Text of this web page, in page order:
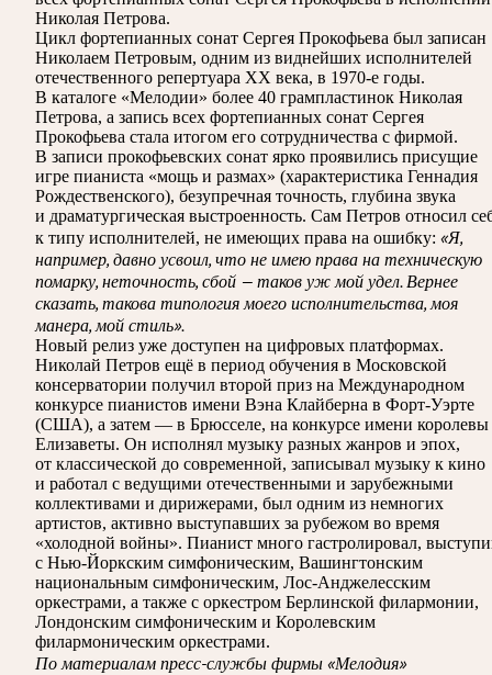
Николая Петрова.
Цикл фортепианных сонат Сергея Прокофьева был записан
Николаем Петровым, одним из виднейших исполнителей
отечественного репертуара ХХ века, в 1970-е годы.
В каталоге «Мелодии» более 40 грампластинок Николая
Петрова, а запись всех фортепианных сонат Сергея
Прокофьева стала итогом его сотрудничества с фирмой.
В записи прокофьевских сонат ярко проявились присущие
игре пианиста «мощь и размах» (характеристика Геннадия
Рождественского), безупречная точность, глубина звука
и драматургическая выстроенность. Сам Петров относил
к типу исполнителей, не имеющих права на ошибку: «Я,
например, давно усвоил, что не имею права на техническую
помарку, неточность, сбой — таков уж мой удел. Вернее
сказать, такова типология моего исполнительства, моя
манера, мой стиль».
Новый релиз уже доступен на цифровых платформах.
Николай Петров ещё в период обучения в Московской
консерватории получил второй приз на Международном
конкурсе пианистов имени Вэна Клайберна в Форт-Уэрте
(США), а затем — в Брюсселе, на конкурсе имени королевы
Елизаветы. Он исполнял музыку разных жанров и эпох,
от классической до современной, записывал музыку к кино
и работал с ведущими отечественными и зарубежными
коллективами и дирижерами, был одним из немногих
артистов, активно выступавших за рубежом во время
«холодной войны». Пианист много гастролировал,
с Нью-Йоркским симфоническим, Вашингтонским
национальным симфоническим, Лос-Анджелесским
оркестрами, а также с оркестром Берлинской филармонии,
Лондонским симфоническим и Королевским
филармоническим оркестрами.
По материалам пресс-службы фирмы «Мелодия»